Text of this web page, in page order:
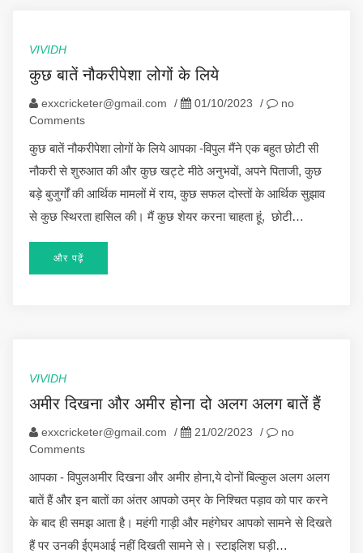
VIVIDH
कुछ बातें नौकरीपेशा लोगों के लिये
exxcricketer@gmail.com / 01/10/2023 /
no
Comments
कुछ बातें नौकरीपेशा लोगों के लिये आपका -विपुल मैंने एक बहुत छोटी सी
नौकरी से शुरुआत की और कुछ खट्टे मीठे अनुभवों, अपने पिताजी, कुछ
बड़े बुजुर्गों की आर्थिक मामलों में राय, कुछ सफल दोस्तों के आर्थिक सुझाव
से कुछ स्थिरता हासिल की। मैं कुछ शेयर करना चाहता हूं, छोटी…
और पढ़ें
VIVIDH
अमीर दिखना और अमीर होना दो अलग अलग बातें हैं
exxcricketer@gmail.com / 21/02/2023 /
no
Comments
आपका - विपुलअमीर दिखना और अमीर होना,ये दोनों बिल्कुल अलग अलग
बातें हैं और इन बातों का अंतर आपको उम्र के निश्चित पड़ाव को पार करने
के बाद ही समझ आता है। महंगी गाड़ी और महंगेघर आपको सामने से दिखते
हैं पर उनकी ईएमआई नहीं दिखती सामने से। स्टाइलिश घड़ी…